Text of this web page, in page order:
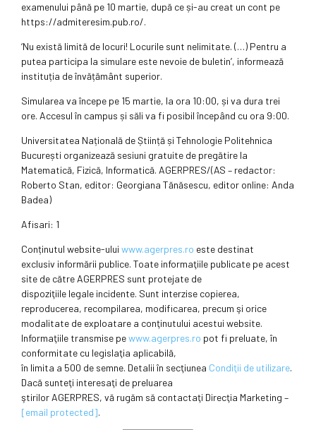
examenului până pe 10 martie, după ce și-au creat un cont pe
https://admiteresim.pub.ro/.
‘Nu există limită de locuri! Locurile sunt nelimitate. (…) Pentru a
putea participa la simulare este nevoie de buletin’, informează
instituția de învățământ superior.
Simularea va începe pe 15 martie, la ora 10:00, și va dura trei
ore. Accesul în campus și săli va fi posibil începând cu ora 9:00.
Universitatea Națională de Știință și Tehnologie Politehnica
București organizează sesiuni gratuite de pregătire la
Matematică, Fizică, Informatică. AGERPRES/(AS – redactor:
Roberto Stan, editor: Georgiana Tănăsescu, editor online: Anda
Badea)
Afisari: 1
Conținutul website-ului www.agerpres.ro este destinat
exclusiv informării publice. Toate informaţiile publicate pe acest
site de către AGERPRES sunt protejate de
dispoziţiile legale incidente. Sunt interzise copierea,
reproducerea, recompilarea, modificarea, precum şi orice
modalitate de exploatare a conţinutului acestui website.
Informaţiile transmise pewww.agerpres.ro pot fi preluate, în
conformitate cu legislaţia aplicabilă,
în limita a 500 de semne. Detalii în secţiunea Condiţii de utilizare.
Dacă sunteţi interesaţi de preluarea
ştirilor AGERPRES, vă rugăm să contactaţi Direcţia Marketing –
[email protected].